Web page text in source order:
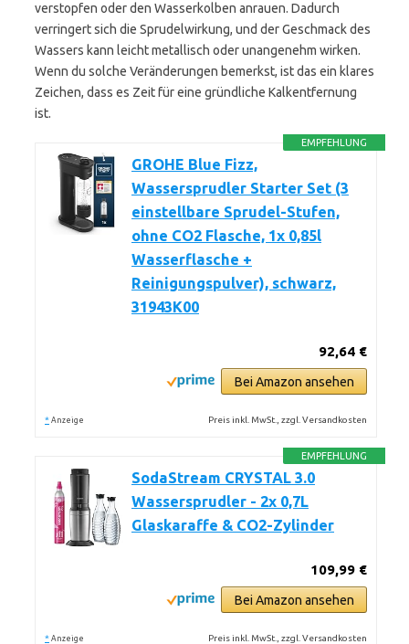
verstopfen oder den Wasserkolben anrauen. Dadurch
verringert sich die Sprudelwirkung, und der Geschmack des
Wassers kann leicht metallisch oder unangenehm wirken.
Wenn du solche Veränderungen bemerkst, ist das ein klares
Zeichen, dass es Zeit für eine gründliche Kalkentfernung
ist.
EMPFEHLUNG
GROHE Blue Fizz,
Wassersprudler Starter Set (3
einstellbare Sprudel-Stufen,
ohne CO2 Flasche, 1x 0,85l
Wasserflasche +
Reinigungspulver), schwarz,
31943K00
92,64 €
Bei Amazon ansehen
* Anzeige Preis inkl. MwSt., zzgl. Versandkosten
EMPFEHLUNG
SodaStream CRYSTAL 3.0
Wassersprudler - 2x 0,7L
Glaskaraffe & CO2-Zylinder
109,99 €
Bei Amazon ansehen
* Anzeige Preis inkl. MwSt., zzgl. Versandkosten